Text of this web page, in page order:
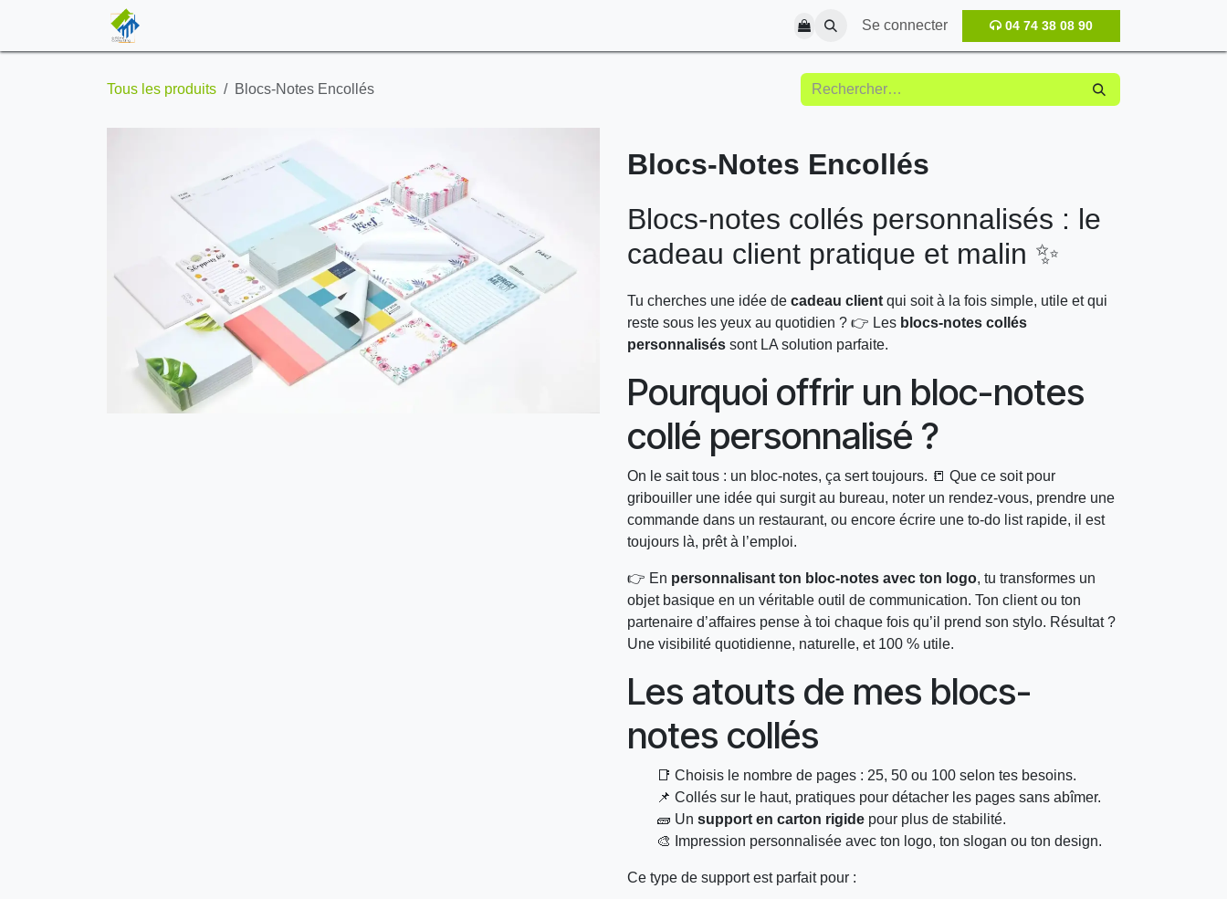
Se rendre au contenu
Se connecter 04 74 38 08 90
Tous les produits Blocs-Notes Encollés
Blocs-Notes Encollés
Blocs-notes collés personnalisés : le
cadeau client pratique et malin ✨
Tu cherches une idée de cadeau client qui soit à la fois simple, utile et qui
reste sous les yeux au quotidien ? 👉 Les blocs-notes collés
personnalisés sont LA solution parfaite.
Pourquoi offrir un bloc-notes
collé personnalisé ?
On le sait tous : un bloc-notes, ça sert toujours. 📒 Que ce soit pour
gribouiller une idée qui surgit au bureau, noter un rendez-vous, prendre une
commande dans un restaurant, ou encore écrire une to-do list rapide, il est
toujours là, prêt à l’emploi.
👉 En personnalisant ton bloc-notes avec ton logo, tu transformes un
objet basique en un véritable outil de communication. Ton client ou ton
partenaire d’affaires pense à toi chaque fois qu’il prend son stylo. Résultat ?
Une visibilité quotidienne, naturelle, et 100 % utile.
Les atouts de mes blocs-
notes collés
📑 Choisis le nombre de pages : 25, 50 ou 100 selon tes besoins.
📌 Collés sur le haut, pratiques pour détacher les pages sans abîmer.
🧱 Un support en carton rigide pour plus de stabilité.
🎨 Impression personnalisée avec ton logo, ton slogan ou ton design.
Ce type de support est parfait pour :